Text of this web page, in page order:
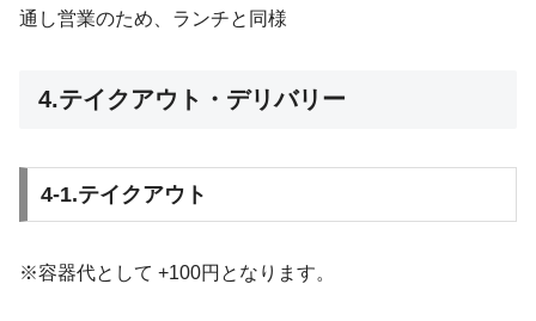
通し営業のため、ランチと同様
4.テイクアウト・デリバリー
4-1.テイクアウト
※容器代として +100円となります。